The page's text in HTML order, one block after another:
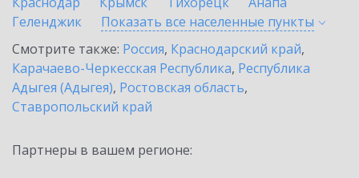
Геленджик
Показать все населенные пункты
Смотрите также: Россия, Краснодарский край,
Карачаево-Черкесская Республика, Республика
Адыгея (Адыгея), Ростовская область,
Ставропольский край
Партнеры в вашем регионе: